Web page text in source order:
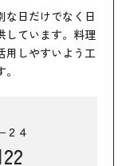
な日だけでなく日
しています。料理
用しやすいよう工
２４